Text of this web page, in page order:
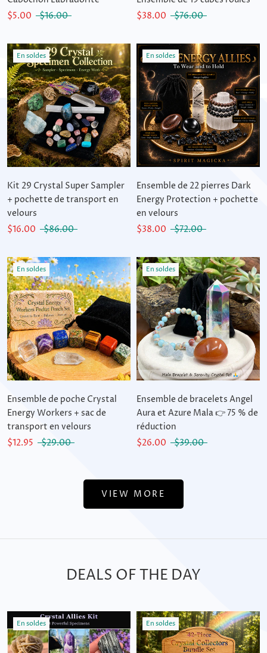
$5.00
$16.00
$38.00
$76.00
En soldes
Kit 29 Crystal Super Sampler
+ pochette de transport en
velours
$16.00
$86.00
En soldes
Ensemble de 22 pierres Dark
Energy Protection + pochette
en velours
$38.00
$72.00
En soldes
Ensemble de poche Crystal
Energy Workers + sac de
transport en velours
$12.95
$29.00
En soldes
Ensemble de bracelets Angel
Aura et Azure Mala 👉 75 % de
réduction
$26.00
$39.00
VIEW MORE
DEALS OF THE DAY
En soldes En soldes